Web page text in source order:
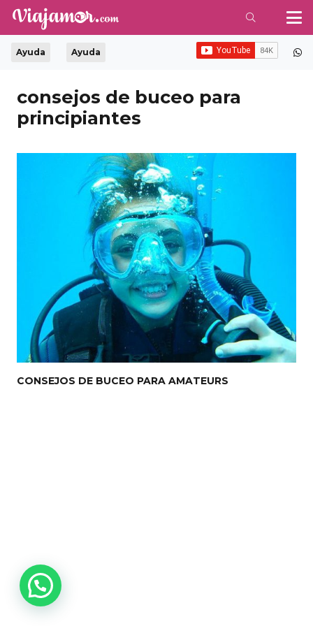
Ayuda Ayuda
consejos de buceo para
principiantes
CONSEJOS DE BUCEO PARA AMATEURS